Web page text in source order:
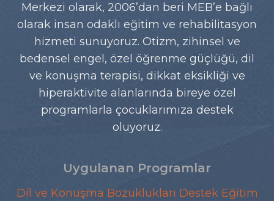
Merkezi olarak, 2006’dan beri MEB’e bağlı
olarak insan odaklı eğitim ve rehabilitasyon
hizmeti sunuyoruz. Otizm, zihinsel ve
bedensel engel, özel öğrenme güçlüğü, dil
ve konuşma terapisi, dikkat eksikliği ve
hiperaktivite alanlarında bireye özel
programlarla çocuklarımıza destek
oluyoruz.
Uygulanan Programlar
Dil ve Konuşma Bozuklukları Destek Eğitim